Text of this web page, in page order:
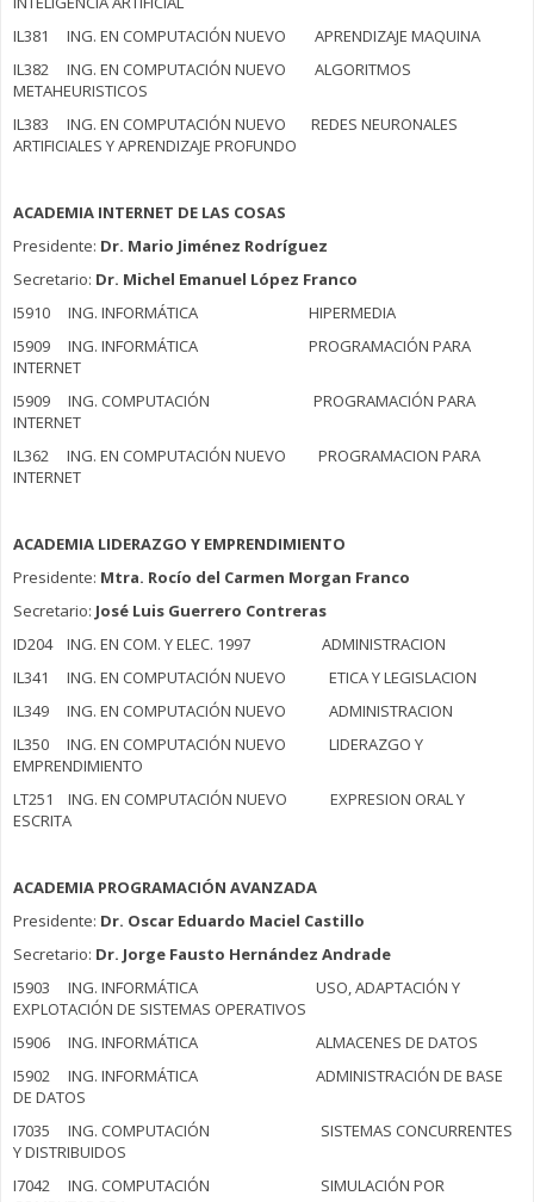
IL381 ING. EN COMPUTACIÓN NUEVO APRENDIZAJE MAQUINA
IL382 ING. EN COMPUTACIÓN NUEVO ALGORITMOS
METAHEURISTICOS
IL383 ING. EN COMPUTACIÓN NUEVO REDES NEURONALES
ARTIFICIALES Y APRENDIZAJE PROFUNDO
ACADEMIA INTERNET DE LAS COSAS
Presidente: Dr. Mario Jiménez Rodríguez
Secretario: Dr. Michel Emanuel López Franco
I5910 ING. INFORMÁTICA HIPERMEDIA
I5909 ING. INFORMÁTICA PROGRAMACIÓN PARA
INTERNET
I5909 ING. COMPUTACIÓN PROGRAMACIÓN PARA
INTERNET
IL362 ING. EN COMPUTACIÓN NUEVO PROGRAMACION PARA
INTERNET
ACADEMIA LIDERAZGO Y EMPRENDIMIENTO
Presidente: Mtra. Rocío del Carmen Morgan Franco
Secretario: José Luis Guerrero Contreras
ID204 ING. EN COM. Y ELEC. 1997 ADMINISTRACION
IL341 ING. EN COMPUTACIÓN NUEVO ETICA Y LEGISLACION
IL349 ING. EN COMPUTACIÓN NUEVO ADMINISTRACION
IL350 ING. EN COMPUTACIÓN NUEVO LIDERAZGO Y
EMPRENDIMIENTO
LT251 ING. EN COMPUTACIÓN NUEVO EXPRESION ORAL Y
ESCRITA
ACADEMIA PROGRAMACIÓN AVANZADA
Presidente: Dr. Oscar Eduardo Maciel Castillo
Secretario: Dr. Jorge Fausto Hernández Andrade
I5903 ING. INFORMÁTICA USO, ADAPTACIÓN Y
EXPLOTACIÓN DE SISTEMAS OPERATIVOS
I5906 ING. INFORMÁTICA ALMACENES DE DATOS
I5902 ING. INFORMÁTICA ADMINISTRACIÓN DE BASE
DE DATOS
I7035 ING. COMPUTACIÓN SISTEMAS CONCURRENTES
Y DISTRIBUIDOS
I7042 ING. COMPUTACIÓN SIMULACIÓN POR